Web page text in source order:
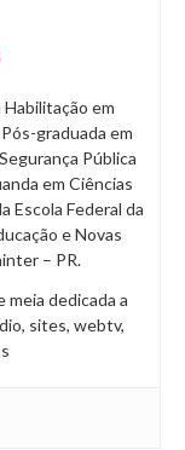
Habilitação em
graduada em
Pública
em Ciências
Escola Federal da
e Novas
– PR.
meia dedicada a
sites, webtv,